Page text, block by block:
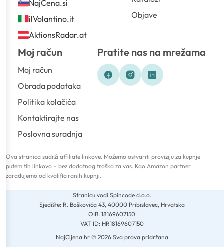
NajCena.si
ilVolantino.it
AktionsRadar.at
Objave
Moj račun
Moj račun
Obrada podataka
Politika kolačića
Kontaktirajte nas
Poslovna suradnja
Pratite nas na mrežama
Ova stranica sadrži affiliate linkove. Možemo ostvariti proviziju za kupnje
putem tih linkova – bez dodatnog troška za vas. Kao Amazon partner
zarađujemo od kvalificiranih kupnji.
Stranicu vodi Spincode d.o.o.
Sjedište: R. Boškovića 43, 40000 Pribislavec, Hrvatska
OIB: 18169607150
VAT ID: HR18169607150
NajCijena.hr © 2026 Sva prava pridržana